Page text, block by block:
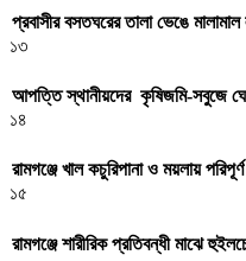
প্রবাসীর বসতঘরের তালা ভেঙে
১৩
আপত্তি স্থানীয়দের কৃষিজমি-সবুজে
১৪
রামগঞ্জে খাল কচুরিপানা ও ময়লায়
১৫
রামগঞ্জে শারীরিক প্রতিবন্ধী মাঝে